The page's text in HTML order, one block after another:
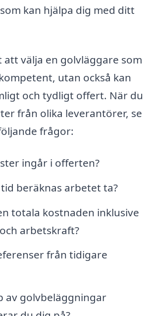
kan hjälpa dig med ditt
att välja en golvläggare som
utan också kan
och tydligt offert. När du
från olika leverantörer, se
frågor:
ingår i offerten?
beräknas arbetet ta?
totala kostnaden inklusive
arbetskraft?
från tidigare
av golvbeläggningar